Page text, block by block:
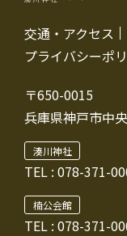
交通・アクセス
プライバシーポ
〒650-0015
兵庫県神戸市中
湊川神社
TEL : 078-371-
楠公会館
TEL : 078-371-